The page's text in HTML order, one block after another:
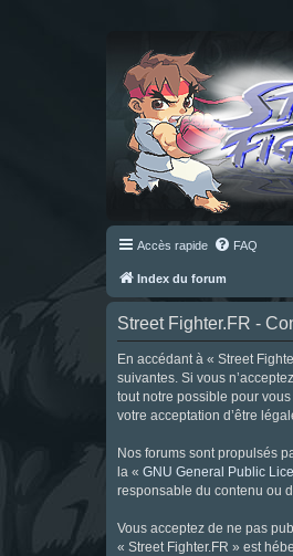
Accès rapide FAQ
Index du forum
Street Fighter.FR -
En accédant à « Street
suivantes. Si vous
tout notre possible pour
votre acceptation d’être
Nos forums sont propulsés
la « GNU General Public
responsable du contenu ou
Vous acceptez de ne pas
« Street Fighter.FR » est